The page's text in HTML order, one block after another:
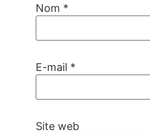
Nom *
E-mail *
Site web